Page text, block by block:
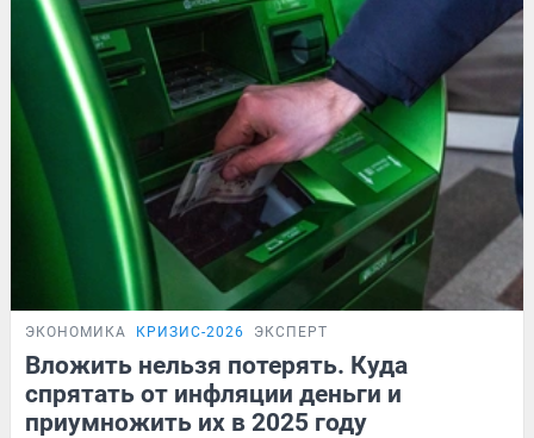
ЭКОНОМИКА КРИЗИС-2026 ЭКСПЕРТ
Вложить нельзя потерять. Куда
спрятать от инфляции деньги и
приумножить их в 2025 году